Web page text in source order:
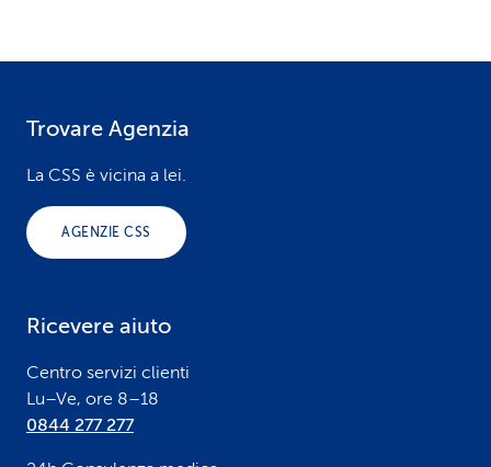
Trovare Agenzia
La CSS è vicina a lei.
AGENZIE CSS
Ricevere aiuto
Centro servizi clienti
Lu–Ve, ore 8–18
0844 277 277